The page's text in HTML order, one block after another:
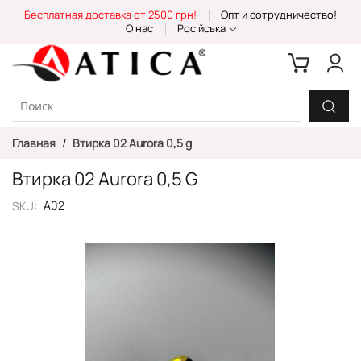
Content
Бесплатная доставка от 2500 грн!
Опт и сотрудничество!
О нас
Російська
Главная Втирка 02 Aurora 0,5 g
Втирка 02 Aurora 0,5 G
SKU А02